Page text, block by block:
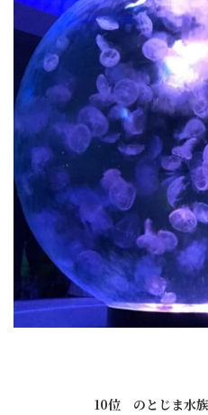
10位 のとじま水